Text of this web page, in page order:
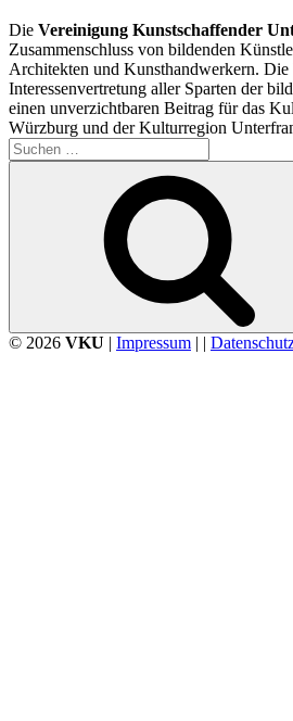
Die Vereinigung Kunstschaffender
Zusammenschluss von bildenden
Architekten und Kunsthandwerkern.
Interessenvertretung aller Sparten der
einen unverzichtbaren Beitrag für das
Würzburg und der Kulturregion
Suchen
nach:
© 2026 VKU | Impressum | |